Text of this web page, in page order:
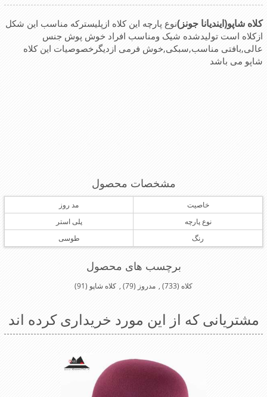
کلاه شاپو(ایندیانا جونز)نوع پارچه این کلاه ازپلیسترکه مناسب این شکل
ازکلاه است تولیدشده شیک ومناسب افراد خوش پوش جنس
عالی,بافتی مناسب,سبکی,خوش فرمی ازدیگرخصوصیات این کلاه
شاپو می باشد
مشخصات محصول
خاصیت
مد روز
نوع پارچه
پلی استر
رنگ
طوسی
برچسب های محصول
کلاه (733)
, مدروز (79)
, کلاه شاپو (91)
مشتریانی که از این مورد خریداری کرده اند